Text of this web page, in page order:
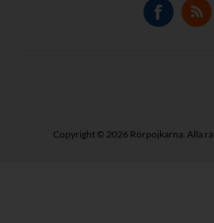
Copyright © 2026 Rörpojkarna. Alla